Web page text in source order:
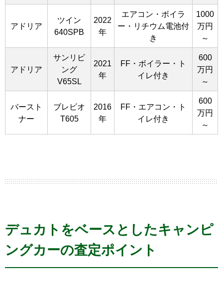
アドリア
ツイン
640SPB
2022
年
エアコン・ボイラ
ー・リチウム電池付
き
1000
万円
～
アドリア
サンリビ
ング
V65SL
2021
年
FF・ボイラー・ト
イレ付き
600
万円
～
バースト
ナー
ブレビオ
T605
2016
年
FF・エアコン・ト
イレ付き
600
万円
～
デュカトをベースとしたキャンピ
ングカーの査定ポイント